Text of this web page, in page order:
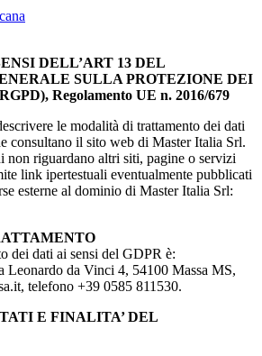
DELL’ART 13 DEL
SULLA PROTEZIONE DEI
Regolamento UE n. 2016/679
le modalità di trattamento dei dati
consultano il sito web di Master Italia Srl.
non riguardano altri siti, pagine o servizi
link ipertestuali eventualmente pubblicati
esterne al dominio di Master Italia Srl:
dei dati ai sensi del GDPR è:
Leonardo da Vinci 4, 54100 Massa MS,
telefono +39 0585 811530.
E FINALITA’ DEL